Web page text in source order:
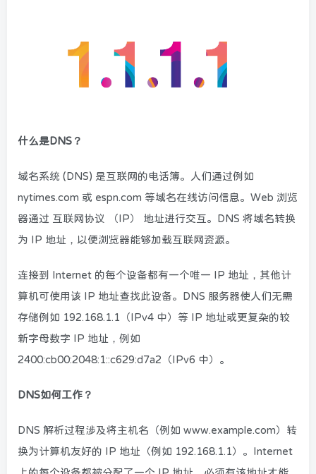
什么是DNS？
域名系统 (DNS) 是互联网的电话簿。人们通过例如
nytimes.com 或 espn.com 等域名在线访问信息。Web 浏览
器通过 互联网协议 （IP） 地址进行交互。DNS 将域名转换
为 IP 地址，以便浏览器能够加载互联网资源。
连接到 Internet 的每个设备都有一个唯一 IP 地址，其他计
算机可使用该 IP 地址查找此设备。DNS 服务器使人们无需
存储例如 192.168.1.1（IPv4 中）等 IP 地址或更复杂的较
新字母数字 IP 地址，例如
2400:cb00:2048:1::c629:d7a2（IPv6 中）。
DNS如何工作？
DNS 解析过程涉及将主机名（例如 www.example.com）转
换为计算机友好的 IP 地址（例如 192.168.1.1）。Internet